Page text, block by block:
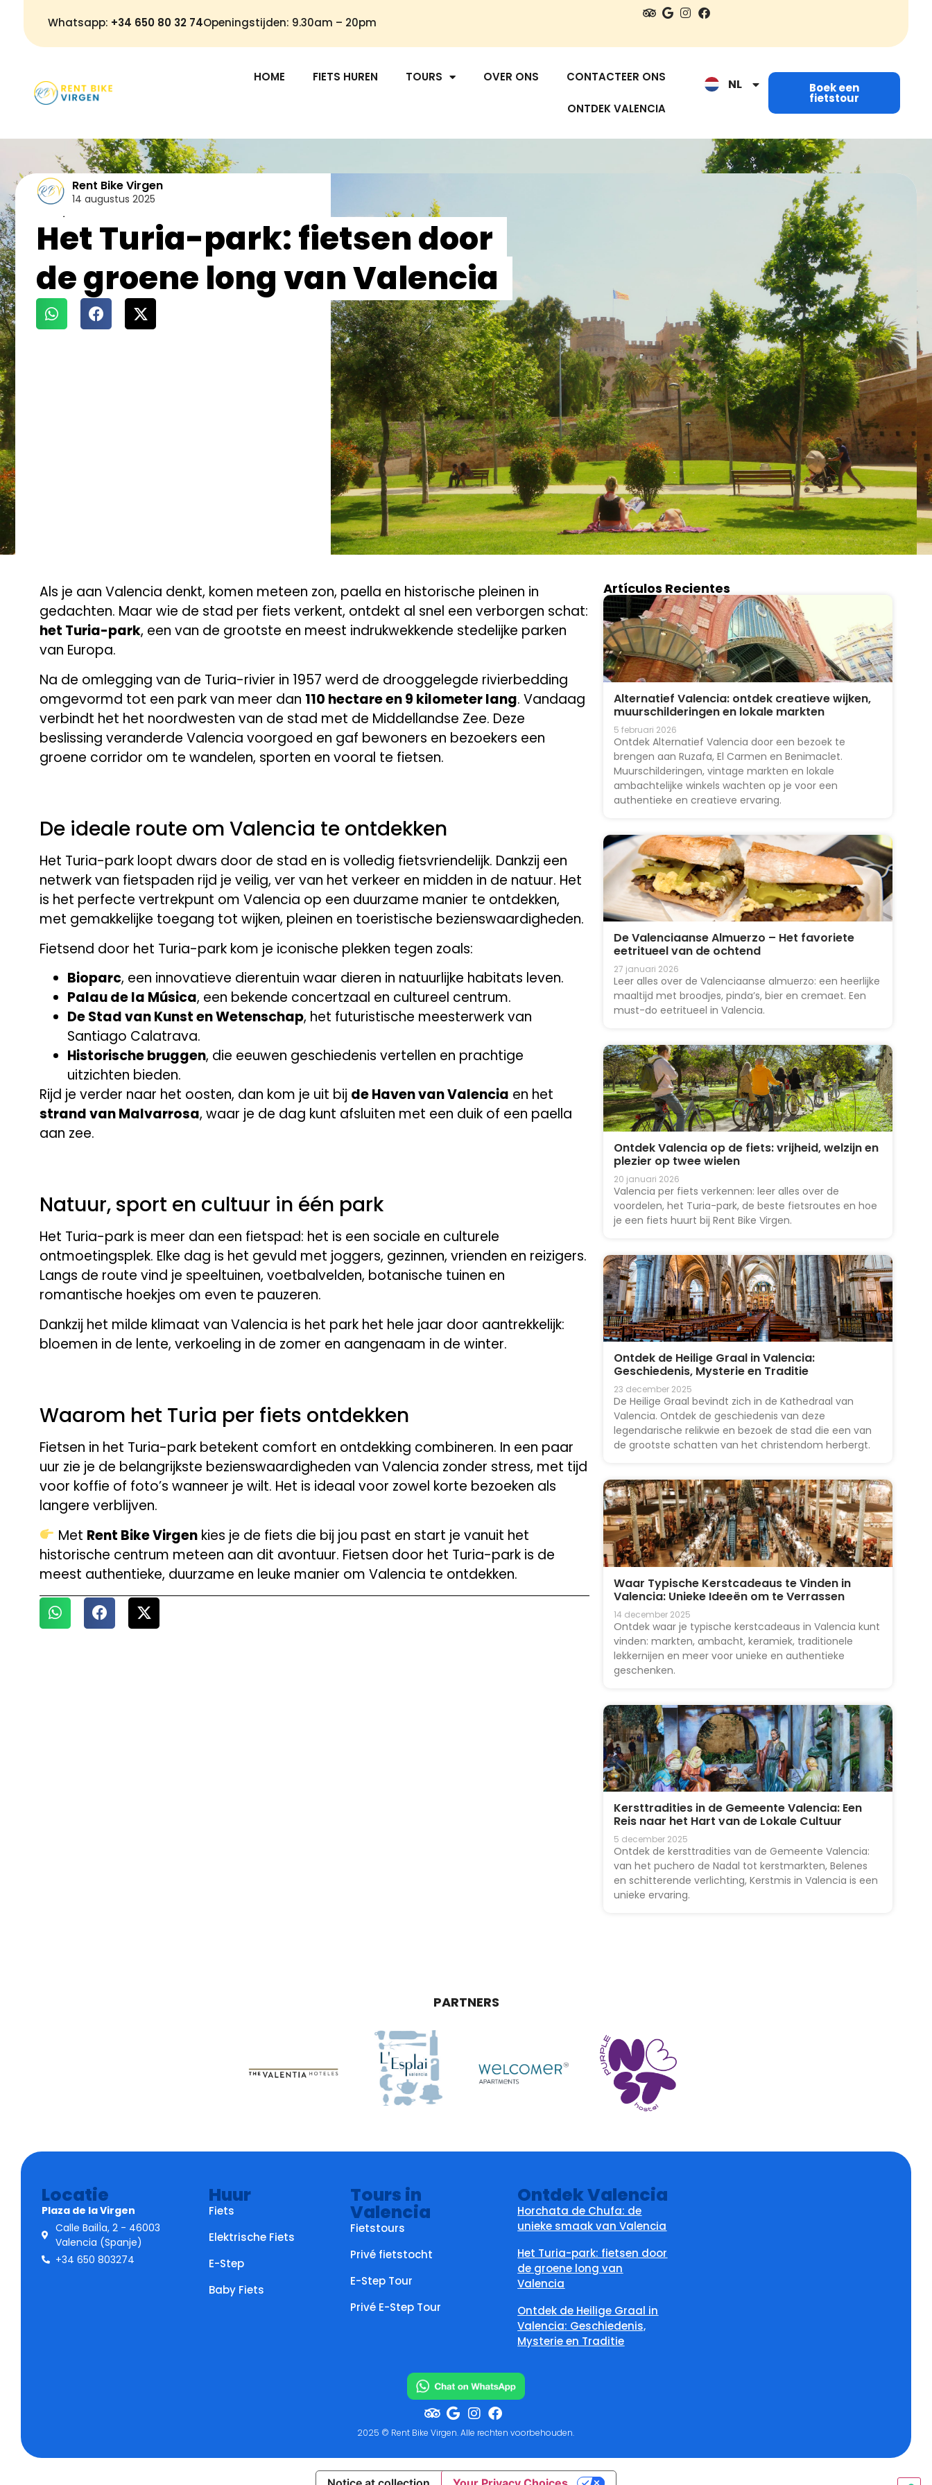
Whatsapp: +34 650 80 32 74Openingstijden: 9.30am – 20pm
HOME FIETS HUREN TOURS OVER ONS CONTACTEER ONS
ONTDEK VALENCIA
NL
IT
Boek een
fietstour
Rent Bike Virgen
14 augustus 2025
Toerisme
Het Turia-park: fietsen door
de groene long van Valencia
Als je aan Valencia denkt, komen meteen zon, paella en historische pleinen in
gedachten. Maar wie de stad per fiets verkent, ontdekt al snel een verborgen schat:
het Turia-park, een van de grootste en meest indrukwekkende stedelijke parken
van Europa.
Na de omlegging van de Turia-rivier in 1957 werd de drooggelegde rivierbedding
omgevormd tot een park van meer dan 110 hectare en 9 kilometer lang. Vandaag
verbindt het het noordwesten van de stad met de Middellandse Zee. Deze
beslissing veranderde Valencia voorgoed en gaf bewoners en bezoekers een
groene corridor om te wandelen, sporten en vooral te fietsen.
De ideale route om Valencia te ontdekken
Het Turia-park loopt dwars door de stad en is volledig fietsvriendelijk. Dankzij een
netwerk van fietspaden rijd je veilig, ver van het verkeer en midden in de natuur. Het
is het perfecte vertrekpunt om Valencia op een duurzame manier te ontdekken,
met gemakkelijke toegang tot wijken, pleinen en toeristische bezienswaardigheden.
Fietsend door het Turia-park kom je iconische plekken tegen zoals:
Bioparc, een innovatieve dierentuin waar dieren in natuurlijke habitats leven.
Palau de la Música, een bekende concertzaal en cultureel centrum.
De Stad van Kunst en Wetenschap, het futuristische meesterwerk van
Santiago Calatrava.
Historische bruggen, die eeuwen geschiedenis vertellen en prachtige
uitzichten bieden.
Rijd je verder naar het oosten, dan kom je uit bij de Haven van Valencia en het
strand van Malvarrosa, waar je de dag kunt afsluiten met een duik of een paella
aan zee.
Natuur, sport en cultuur in één park
Het Turia-park is meer dan een fietspad: het is een sociale en culturele
ontmoetingsplek. Elke dag is het gevuld met joggers, gezinnen, vrienden en reizigers.
Langs de route vind je speeltuinen, voetbalvelden, botanische tuinen en
romantische hoekjes om even te pauzeren.
Dankzij het milde klimaat van Valencia is het park het hele jaar door aantrekkelijk:
bloemen in de lente, verkoeling in de zomer en aangenaam in de winter.
Waarom het Turia per fiets ontdekken
Fietsen in het Turia-park betekent comfort en ontdekking combineren. In een paar
uur zie je de belangrijkste bezienswaardigheden van Valencia zonder stress, met tijd
voor koffie of foto’s wanneer je wilt. Het is ideaal voor zowel korte bezoeken als
langere verblijven.
Met Rent Bike Virgenkies je de fiets die bij jou past en start je vanuit het
historische centrum meteen aan dit avontuur. Fietsen door het Turia-park is de
meest authentieke, duurzame en leuke manier om Valencia te ontdekken.
Artículos Recientes
Alternatief Valencia: ontdek creatieve wijken,
muurschilderingen en lokale markten
5 februari 2026
Ontdek Alternatief Valencia door een bezoek te
brengen aan Ruzafa, El Carmen en Benimaclet.
Muurschilderingen, vintage markten en lokale
ambachtelijke winkels wachten op je voor een
authentieke en creatieve ervaring.
De Valenciaanse Almuerzo – Het favoriete
eetritueel van de ochtend
27 januari 2026
Leer alles over de Valenciaanse almuerzo: een heerlijke
maaltijd met broodjes, pinda’s, bier en cremaet. Een
must-do eetritueel in Valencia.
Ontdek Valencia op de fiets: vrijheid, welzijn en
plezier op twee wielen
20 januari 2026
Valencia per fiets verkennen: leer alles over de
voordelen, het Turia-park, de beste fietsroutes en hoe
je een fiets huurt bij Rent Bike Virgen.
Ontdek de Heilige Graal in Valencia:
Geschiedenis, Mysterie en Traditie
23 december 2025
De Heilige Graal bevindt zich in de Kathedraal van
Valencia. Ontdek de geschiedenis van deze
legendarische relikwie en bezoek de stad die een van
de grootste schatten van het christendom herbergt.
Waar Typische Kerstcadeaus te Vinden in
Valencia: Unieke Ideeën om te Verrassen
14 december 2025
Ontdek waar je typische kerstcadeaus in Valencia kunt
vinden: markten, ambacht, keramiek, traditionele
lekkernijen en meer voor unieke en authentieke
geschenken.
Kersttradities in de Gemeente Valencia: Een
Reis naar het Hart van de Lokale Cultuur
5 december 2025
Ontdek de kersttradities van de Gemeente Valencia:
van het puchero de Nadal tot kerstmarkten, Belenes
en schitterende verlichting, Kerstmis in Valencia is een
unieke ervaring.
PARTNERS
Locatie
Plaza de la Virgen
Calle BailÌa, 2 - 46003
Valencia (Spanje)
+34 650 803274
Huur
Fiets
Elektrische Fiets
E-Step
Baby Fiets
Tours in
Valencia
Fietstours
Privé fietstocht
E-Step Tour
Privé E-Step Tour
Ontdek Valencia
Horchata de Chufa: de
unieke smaak van Valencia
Het Turia-park: fietsen door
de groene long van
Valencia
Ontdek de Heilige Graal in
Valencia: Geschiedenis,
Mysterie en Traditie
2025 © Rent Bike Virgen. Alle rechten voorbehouden.